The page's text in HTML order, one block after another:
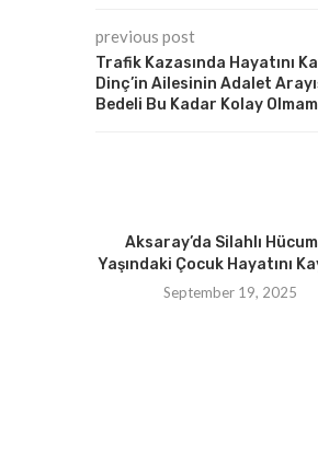
previous post
Trafik Kazasında Hayatını
Dinç’in Ailesinin Adalet
Bedeli Bu Kadar Kolay
Aksaray’da Silahlı
Yaşındaki Çocuk Hayatını
September 19, 2025